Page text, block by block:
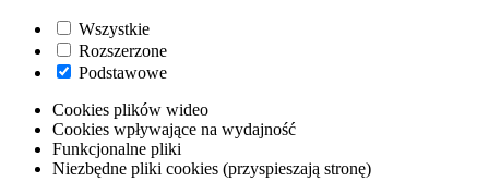
Wszystkie
Rozszerzone
Podstawowe
Cookies plików wideo
Cookies wpływające na wydajność
Funkcjonalne pliki
Niezbędne pliki cookies (przyspieszają stronę)